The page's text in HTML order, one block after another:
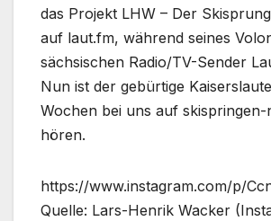
das Projekt LHW – Der
auf laut.fm, während seines
sächsischen Radio/TV-Sender
Nun ist der gebürtige
Wochen bei uns auf skispringen-
hören.
https://www.instagram.com/p/
Quelle: Lars-Henrik Wacker